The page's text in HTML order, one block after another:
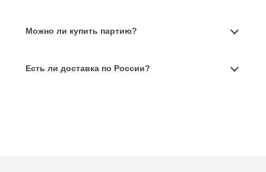
Можно ли купить партию?
Есть ли доставка по России?